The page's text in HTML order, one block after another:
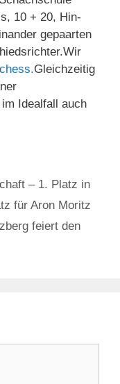
10 + 20, Hin-
gepaarten
Gleichzeitig
Idealfall auch
– 1. Platz in
für Aron Moritz
feiert den